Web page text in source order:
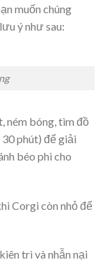
muốn chúng
ý như sau:
ném bóng, tìm đồ
phút) để giải
béo phì cho
Corgi còn nhỏ để
trì và nhẫn nại